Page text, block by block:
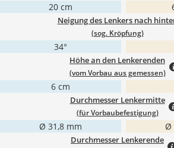
20 cm
Neigung des Lenkers nach
(sog. Kröpfung)
34°
Höhe an den Lenkerenden
(vom Vorbau aus gemessen)
6 cm
Durchmesser Lenkermitte
(für Vorbaubefestigung)
Ø 31,8 mm Ø
Durchmesser Lenkerende